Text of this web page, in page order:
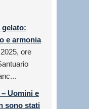
gelato:
e armonia
ore
Uomini e
sono stati